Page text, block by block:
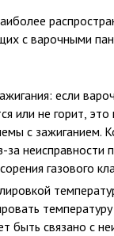
с варочными
если
или не горит,
с зажиганием.
за неисправности
газового
быть связано с